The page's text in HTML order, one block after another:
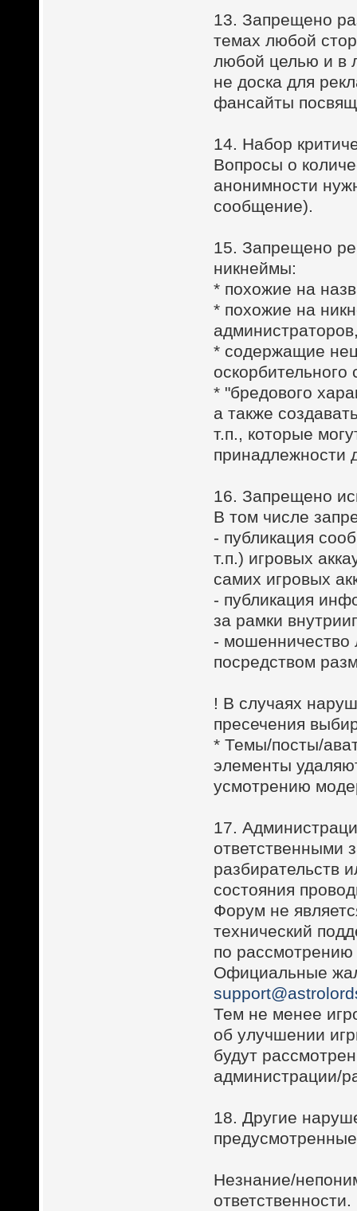
13. Запрещено
темах любой
любой целью и в
не доска для
фансайты
14. Набор
Вопросы о
анонимности
сообщение).
15. Запрещено
никнеймы:
* похожие на
* похожие на
* содержащие
* "бредового
а также
т.п., которые
принадлежности
16. Запрещено
В том числе
- публикация
т.п.) игровых
самих игровых
- публикация
за рамки
- мошенничество
посредством
! В случаях
пресечения
* Темы/посты/
элементы
усмотрению
17.
ответственными
разбирательств
состояния
Форум не
технический
по рассмотрению
Официальные
Тем не менее
об улучшении
будут
администрации/
18. Другие
Незнание/
ответственности.